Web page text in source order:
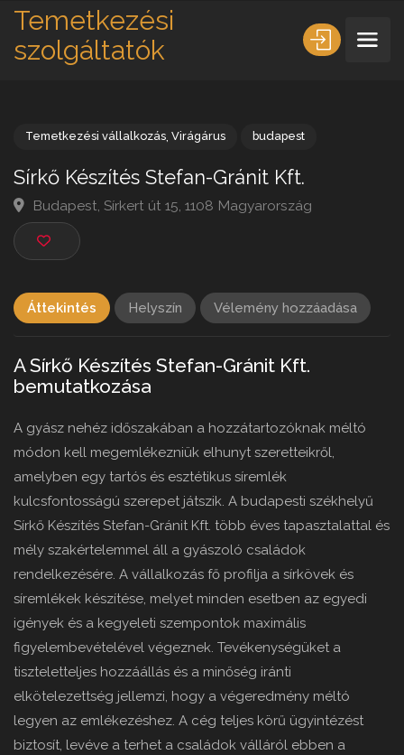
Temetkezési
szolgáltatók
Sírkő Készítés Stefan-Gránit Kft.
Budapest, Sírkert út 15, 1108 Magyarország
Áttekintés Helyszín Vélemény hozzáadása
A Sírkő Készítés Stefan-Gránit Kft.
bemutatkozása
A gyász nehéz időszakában a hozzátartozóknak méltó
módon kell megemlékezniük elhunyt szeretteikről,
amelyben egy tartós és esztétikus síremlék
kulcsfontosságú szerepet játszik. A budapesti székhelyű
Sírkő Készítés Stefan-Gránit Kft. több éves tapasztalattal és
mély szakértelemmel áll a gyászoló családok
rendelkezésére. A vállalkozás fő profilja a sírkövek és
síremlékek készítése, melyet minden esetben az egyedi
igények és a kegyeleti szempontok maximális
figyelembevételével végeznek. Tevékenységüket a
tiszteletteljes hozzáállás és a minőség iránti
elkötelezettség jellemzi, hogy a végeredmény méltó
legyen az emlékezéshez. A cég teljes körű ügyintézést
biztosít, levéve a terhet a családok válláról ebben a